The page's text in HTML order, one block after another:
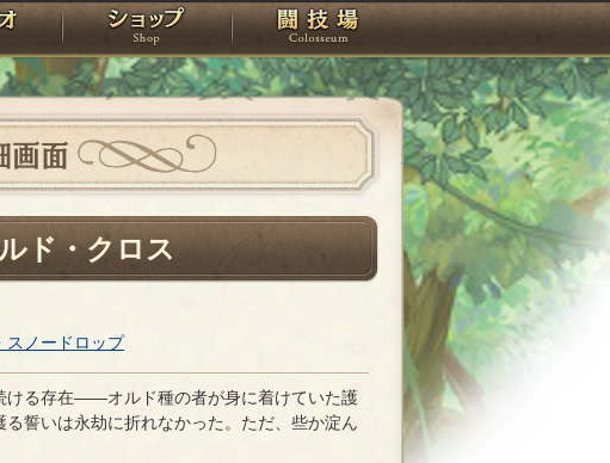
スタジオ ショップ 闘技場
画面
ド・クロス
スノードロップ
ける存在――オルド種の者が身に着けていた護
る誓いは永劫に折れなかった。ただ、些か淀ん